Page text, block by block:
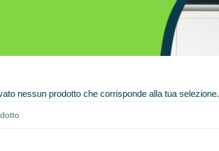
nessun prodotto che corrisponde alla tua selezione.